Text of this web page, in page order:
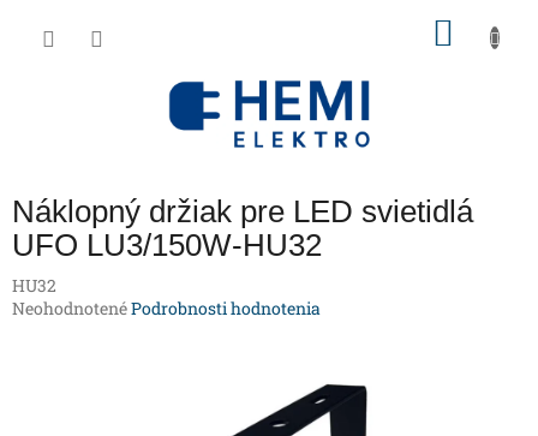
Náklopný držiak pre LED svietidlá
UFO LU3/150W-HU32
HU32
Priemerné
NeohodnotenéPodrobnosti hodnotenia